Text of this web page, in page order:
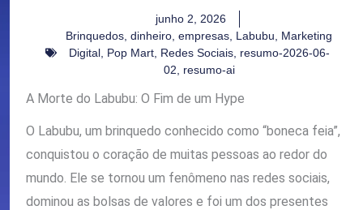
junho 2, 2026
Brinquedos dinheiro empresas Labubu
Marketing
Digital, Pop Mart, Redes Sociais, resumo-2026-06-
02
resumo-ai
A Morte do Labubu: O Fim de um Hype
O Labubu, um brinquedo conhecido como “boneca feia”,
conquistou o coração de muitas pessoas ao redor do
mundo. Ele se tornou um fenômeno nas redes sociais,
dominou as bolsas de valores e foi um dos presentes